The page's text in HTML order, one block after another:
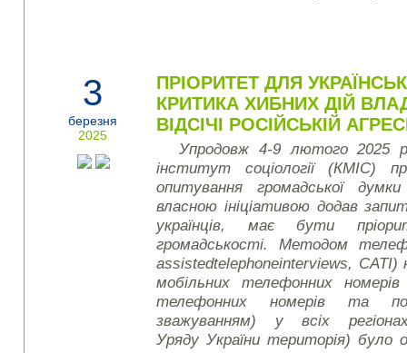
3
березня
2025
ПРІОРИТЕТ ДЛЯ
КРИТИКА ХИБНИХ ДІЙ
ВІДСІЧІ РОСІЙСЬКІЙ
Упродовж 4-9 лютого 2025
інститут соціології (КМІС)
опитування громадської
власною ініціативою додав
українців, має бути
громадськості. Методом
assistedtelephoneinterviews, CATI)
мобільних телефонних
телефонних номерів та
зважуванням) у всіх
Уряду України територія) було